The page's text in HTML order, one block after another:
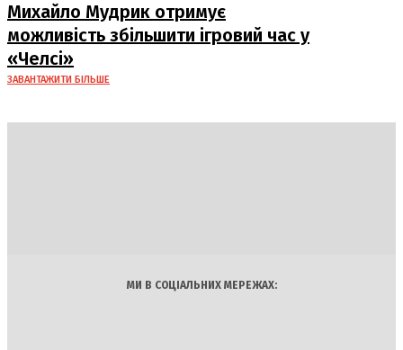
Михайло Мудрик отримує
можливість збільшити ігровий час у
«Челсі»
ЗАВАНТАЖИТИ БІЛЬШЕ
МИ В СОЦІАЛЬНИХ МЕРЕЖАХ: